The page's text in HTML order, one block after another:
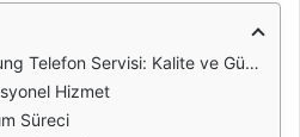
Servisi: Kalite ve Güvenin Adresi
Hizmet
Süreci